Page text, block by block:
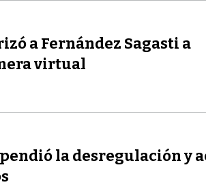
a Fernández Sagasti a
virtual
la desregulación y